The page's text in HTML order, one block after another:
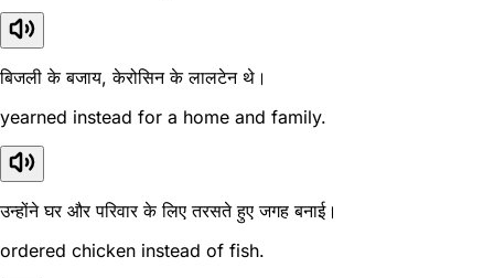
बिजली के बजाय, केरोसिन के लालटेन थे।
yearned instead for a home and family.
उन्होंने घर और परिवार के लिए तरसते हुए जगह बनाई।
ordered chicken instead of fish.